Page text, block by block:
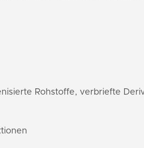
Rohstoffe, verbriefte